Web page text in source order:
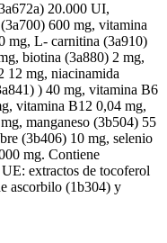
20.000 UI,
600 mg, vitamina
mg, L- carnitina (3a910)
biotina (3a880) 2 mg,
12 mg, niacinamida
) 40 mg, vitamina B6
vitamina B12 0,04 mg,
manganeso (3b504) 55
(3b406) 10 mg, selenio
mg. Contiene
extractos de tocoferol
ascorbilo (1b304) y